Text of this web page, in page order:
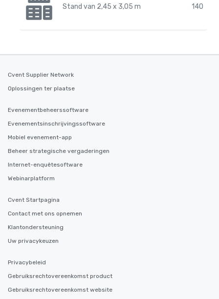
Stand van 2,45 x 3,05 m 140
Cvent Supplier Network
Oplossingen ter plaatse
Evenementbeheerssoftware
Evenementsinschrijvingssoftware
Mobiel evenement-app
Beheer strategische vergaderingen
Internet-enquêtesoftware
Webinarplatform
Cvent Startpagina
Contact met ons opnemen
Klantondersteuning
Uw privacykeuzen
Privacybeleid
Gebruiksrechtovereenkomst product
Gebruiksrechtovereenkomst website